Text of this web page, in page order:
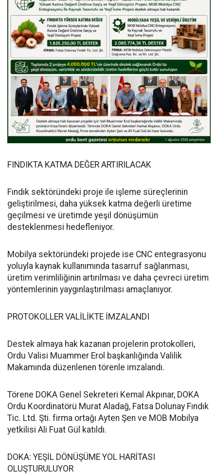
FINDIKTA KATMA DEĞER ARTIRILACAK
Fındık sektöründeki proje ile işleme süreçlerinin
geliştirilmesi, daha yüksek katma değerli üretime
geçilmesi ve üretimde yeşil dönüşümün
desteklenmesi hedefleniyor.
Mobilya sektöründeki projede ise CNC entegrasyonu
yoluyla kaynak kullanımında tasarruf sağlanması,
üretim verimliliğinin artırılması ve daha çevreci üretim
yöntemlerinin yaygınlaştırılması amaçlanıyor.
PROTOKOLLER VALİLİKTE İMZALANDI
Destek almaya hak kazanan projelerin protokolleri,
Ordu Valisi Muammer Erol başkanlığında Valilik
Makamında düzenlenen törenle imzalandı.
Törene DOKA Genel Sekreteri Kemal Akpınar, DOKA
Ordu Koordinatörü Murat Aladağ, Fatsa Dolunay Fındık
Tic. Ltd. Şti. firma ortağı Ayten Şen ve MOB Mobilya
yetkilisi Ali Fuat Gül katıldı.
DOKA: YEŞİL DÖNÜŞÜME YOL HARİTASI
OLUŞTURULUYOR